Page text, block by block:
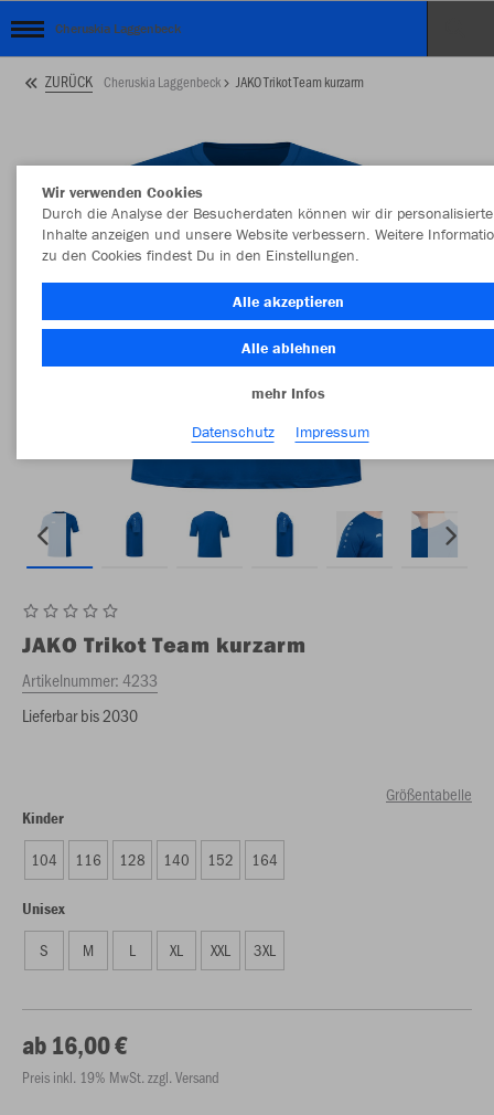
Cheruskia Laggenbeck
ZURÜCK Cheruskia Laggenbeck JAKO Trikot Team kurzarm
JAKO Trikot Team kurzarm
Artikelnummer:4233
Lieferbar bis 2030
Größentabelle
Kinder
104 116 128 140 152 164
Unisex
S M L XL XXL 3XL
ab 16,00 €
Preis inkl. 19% MwSt. zzgl. Versand
Wir verwenden Cookies
Durch die Analyse der Besucherdaten können wir dir personalisierte
Inhalte anzeigen und unsere Website verbessern. Weitere
zu den Cookies findest Du in den Einstellungen.
Alle akzeptieren
Alle ablehnen
mehr Infos
Datenschutz
Impressum